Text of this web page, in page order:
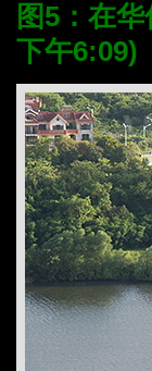
图5：在
下午6:09)